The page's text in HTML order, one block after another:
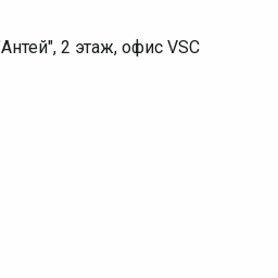
2 этаж, офис VSC